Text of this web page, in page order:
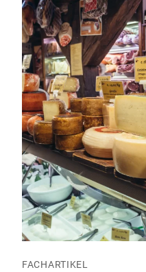
FACHARTIKEL